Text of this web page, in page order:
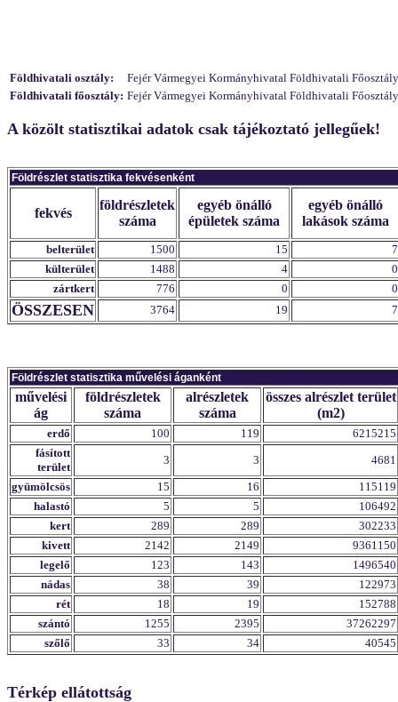
Földhivatali osztály:
Fejér Vármegyei Kormányhivatal Földhivatali
Földhivatali főosztály: Fejér Vármegyei Kormányhivatal Földhivatali
A közölt statisztikai adatok csak tájékoztató jellegűek!
Földrészlet statisztika fekvésenként
fekvés
földrészletek
száma
egyéb önálló
épületek száma
egyéb önálló
lakások száma
belterület 1500 15
7
külterület
1488 4
0
zártkert
776 0 0
ÖSSZESEN 3764 19 7
Földrészlet statisztika művelési áganként
művelési
ág
földrészletek
száma
alrészletek
száma
összes alrészlet terület
(m2)
erdő 100 119
6215215
fásított
terület
3 3
4681
gyümölcsös
15 16
115119
halastó
5 5
106492
kert
289 289
302233
kivett
2142 2149
9361150
legelő
123 143
1496540
nádas
38 39
122973
rét
18 19
152788
szántó
1255 2395
37262297
szőlő
33 34 40545
Térkép ellátottság